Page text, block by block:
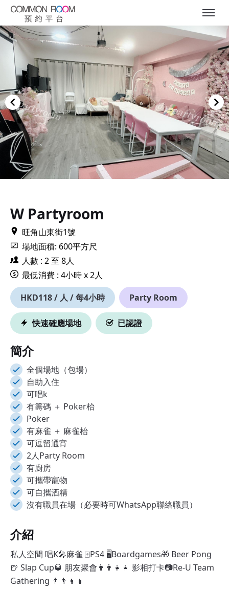
W Partyroom
旺角山東街1號
場地面積: 600平方尺
人數 : 2 至 8人
最低消費 : 4小時 x 2人
HKD118 / 人 / 每4小時
Party Room
快速確應場地 已認證
簡介
全個場地（包場）
自助入住
可唱k
有籌碼 ＋ Poker枱
Poker
有麻雀 ＋ 麻雀枱
可逗留通宵
2人Party Room
有廚房
可攜帶寵物
可自攜酒精
沒有職員在場（必要時可WhatsApp聯絡職員）
介紹
私人空間 唱K🎤麻雀 🀄️PS4 🖥Boardgames🎁 Beer Pong
🍺 Slap Cup🥃 朋友聚會👨‍👨‍👧‍👧 影相打卡📷Re-U Team
Gathering 👨‍👨‍👧‍👧